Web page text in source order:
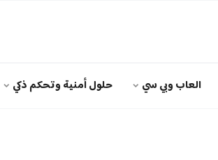
العاب وبي سي حلول أمنية وتحكم ذكي